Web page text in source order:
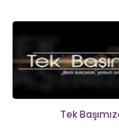
Tek